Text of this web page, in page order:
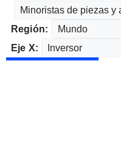
Región:
Eje X: